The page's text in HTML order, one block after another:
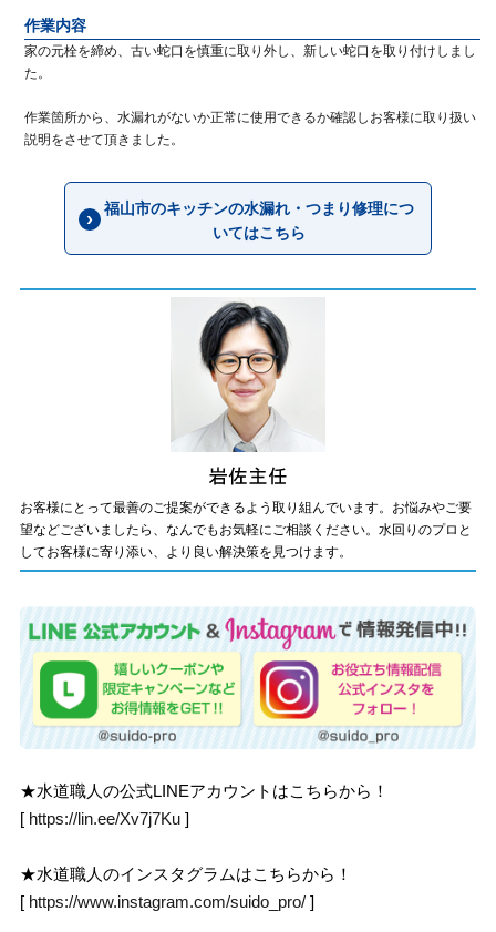
作業内容
家の元栓を締め、古い蛇口を慎重に取り外し、新しい蛇口を取り付けしまし
た。
作業箇所から、水漏れがないか正常に使用できるか確認しお客様に取り扱い
説明をさせて頂きました。
福山市のキッチンの水漏れ・つまり修理につ
いてはこちら
お客様にとって最善のご提案ができるよう取り組んでいます。お悩みやご要
望などございましたら、なんでもお気軽にご相談ください。水回りのプロと
してお客様に寄り添い、より良い解決策を見つけます。
★水道職人の公式LINEアカウントはこちらから！
[ https://lin.ee/Xv7j7Ku ]
★水道職人のインスタグラムはこちらから！
[ https://www.instagram.com/suido_pro/ ]